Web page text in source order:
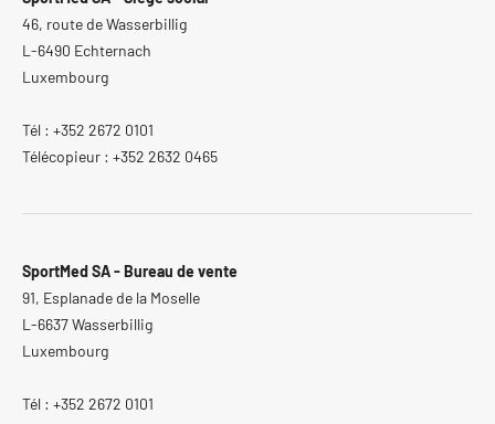
46, route de Wasserbillig
L-6490 Echternach
Luxembourg
Tél : +352 2672 0101
Télécopieur : +352 2632 0465
SportMed SA - Bureau de vente
91, Esplanade de la Moselle
L-6637 Wasserbillig
Luxembourg
Tél : +352 2672 0101